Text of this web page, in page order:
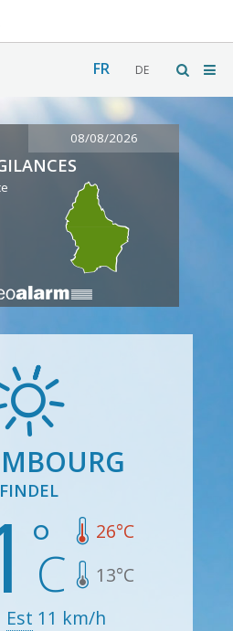
FR DE
08/08/2026
FINDEL
26°C
13°C
Est 11 km/h